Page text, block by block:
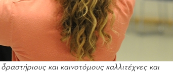
και καινοτόμους καλλιτέχνες και